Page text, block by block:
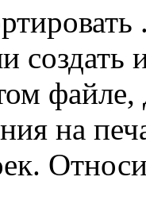
создать
файле,
на